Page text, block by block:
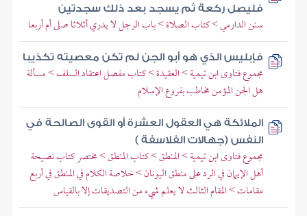
فليصل ركعة ثم يسجد بعد ذلك سجدتين
سنن الدارمي > كتاب الصلاة > باب الرجل لا يدري أثلاثا صلى أم أربعا
فإبليس الذي هو أبو الجن لم تكن معصيته تكذيبا
مجموع فتاوى ابن تيمية > العقيدة > كتاب مفصل اعتقاد السلف > مسألة
هل الجن المؤمن مخاطب بفروع الإسلام
الملائكة هي العقول العشرة أو القوى الصالحة في
النفس (جهالات الفلاسفة )
مجموع فتاوى ابن تيمية > المنطق > كتاب المنطق > مختصر كتاب نصيحة
أهل الإيمان في الرد على منطق اليونان > خلاصة الكلام في المنطق في أربع
مقامات > المقام الثالث لا يعلم شيء من التصديقات إلا بالقياس